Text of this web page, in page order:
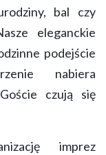
bal czy
eleganckie
podejście
nabiera
czują się
imprez